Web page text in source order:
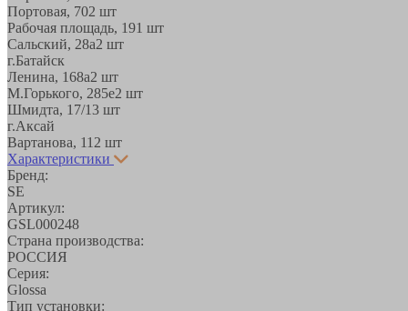
Портовая, 702 шт
Рабочая площадь, 191 шт
Сальский, 28a2 шт
г.Батайск
Ленина, 168а2 шт
М.Горького, 285е2 шт
Шмидта, 17/13 шт
г.Аксай
Вартанова, 11 2 шт
Характеристики
Бренд:
SE
Артикул:
GSL000248
Страна производства:
РОССИЯ
Серия:
Glossa
Тип установки: